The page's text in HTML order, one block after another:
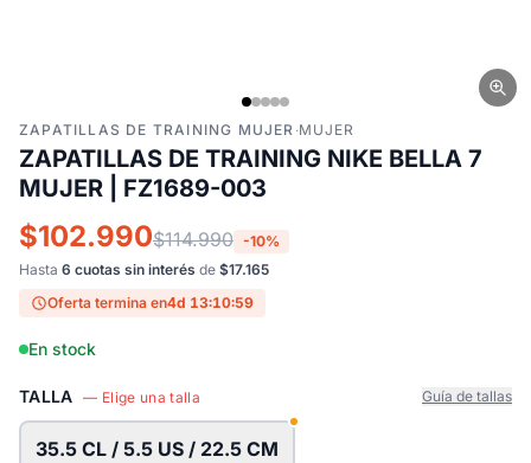
ZAPATILLAS DE TRAINING MUJER ·MUJER
ZAPATILLAS DE TRAINING NIKE BELLA 7
MUJER | FZ1689-003
$102.990$114.990 -10%
Hasta 6 cuotas sin interés de $17.165
Oferta termina en4d 13:10:58
En stock
TALLA — Elige una talla Guía de tallas
35.5 CL / 5.5 US / 22.5 CM